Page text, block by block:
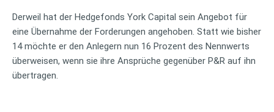
Derweil hat der Hedgefonds York Capital sein Angebot für
eine Übernahme der Forderungen angehoben. Statt wie bisher
14 möchte er den Anlegern nun 16 Prozent des Nennwerts
überweisen, wenn sie ihre Ansprüche gegenüber P&R auf ihn
übertragen.